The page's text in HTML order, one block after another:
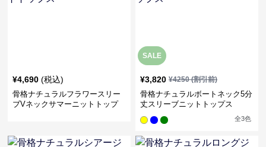
¥4,690 (税込)
骨格ナチュラルフラワースリー
ブVネックサマーニットトップ
SALE
¥3,820 ¥4250(割引前)
骨格ナチュラルボートネック5分
丈スリーブニットトップス
全3色